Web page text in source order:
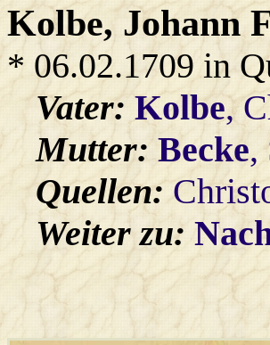
Kolbe, Johann
* 06.02.1709 in
Vater:Kolbe,
Mutter:Becke,
Quellen:
Weiter zu: